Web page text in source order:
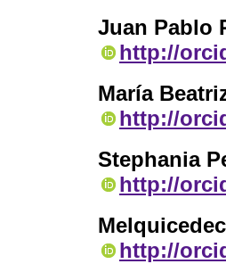
Juan Pablo
http://
María
http://
Stephania
http://
http://